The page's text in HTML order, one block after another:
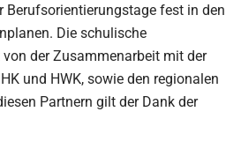
Berufsorientierungstage fest in den
Die schulische
der Zusammenarbeit mit der
und HWK, sowie den regionalen
Partnern gilt der Dank der